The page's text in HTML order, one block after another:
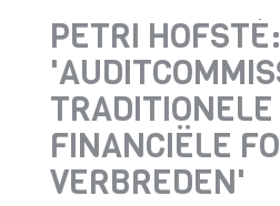
PETRI HOFSTÉ:
TRADITIONELE
FINANCIËLE
VERBREDEN'